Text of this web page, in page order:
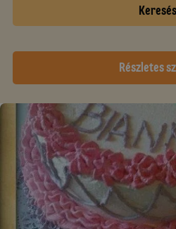
Keresés
Részletes